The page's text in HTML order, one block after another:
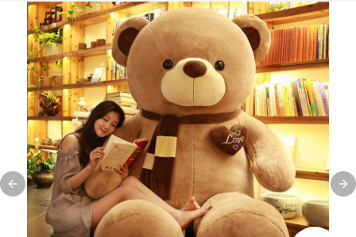
Previous slide